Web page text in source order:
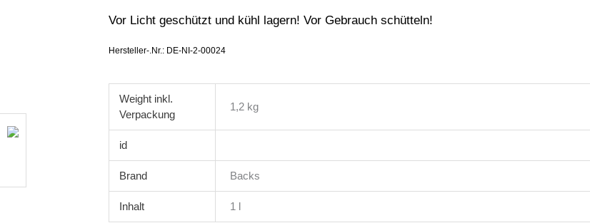
Vor Licht geschützt und kühl lagern! Vor Gebrauch schütteln!
Hersteller-.Nr.: DE-NI-2-00024
Weight
1,2 kg
id
Brand Backs
Inhalt 1 l